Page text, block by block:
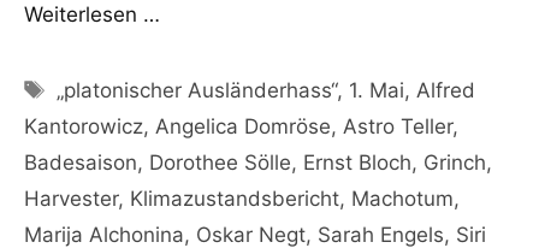
Weiterlesen …
Schlagwörter
„platonischer Ausländerhass“, 1. Mai, Alfred
Kantorowicz, Angelica Domröse, Astro Teller,
Badesaison, Dorothee Sölle, Ernst Bloch, Grinch,
Harvester, Klimazustandsbericht, Machotum,
Marija Alchonina, Oskar Negt, Sarah Engels, Siri